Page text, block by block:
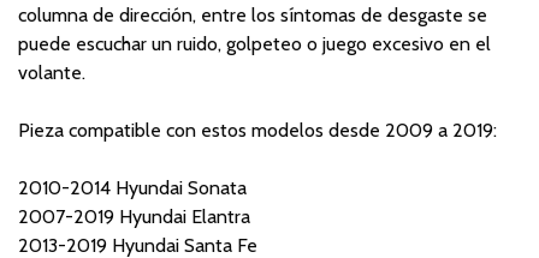
columna de dirección, entre los síntomas de desgaste se
puede escuchar un ruido, golpeteo o juego excesivo en el
volante.
Pieza compatible con estos modelos desde 2009 a 2019:
2010-2014 Hyundai Sonata
2007-2019 Hyundai Elantra
2013-2019 Hyundai Santa Fe